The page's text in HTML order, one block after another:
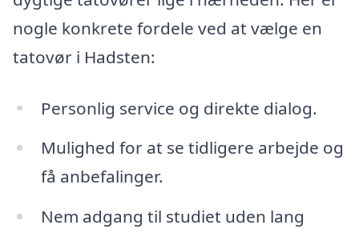
nogle konkrete fordele ved at vælge en
tatovør i Hadsten:
Personlig service og direkte dialog.
Mulighed for at se tidligere arbejde og
få anbefalinger.
Nem adgang til studiet uden lang